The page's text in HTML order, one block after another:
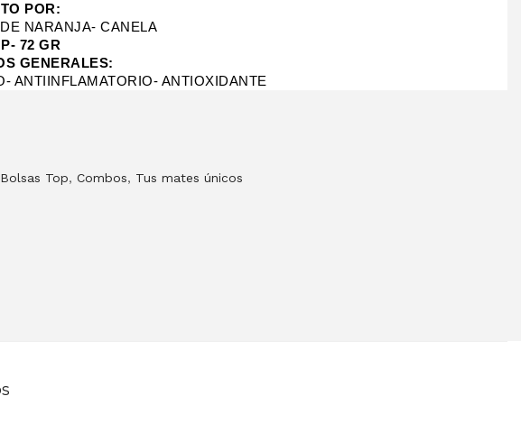
POR:
NARANJA- CANELA
72 GR
GENERALES:
ANTIINFLAMATORIO- ANTIOXIDANTE
Bolsas Top, Combos, Tus mates únicos